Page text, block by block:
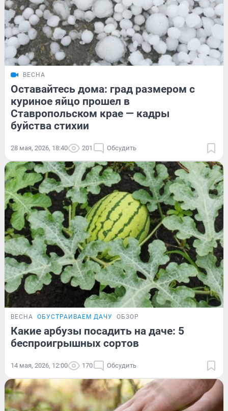
ВЕСНА
Оставайтесь дома: град размером с
куриное яйцо прошел в
Ставропольском крае — кадры
буйства стихии
28 мая, 2026, 18:40 201 Обсудить
ВЕСНА ОБУСТРАИВАЕМ ДАЧУ ОБЗОР
Какие арбузы посадить на даче: 5
беспроигрышных сортов
14 мая, 2026, 12:00 170 Обсудить